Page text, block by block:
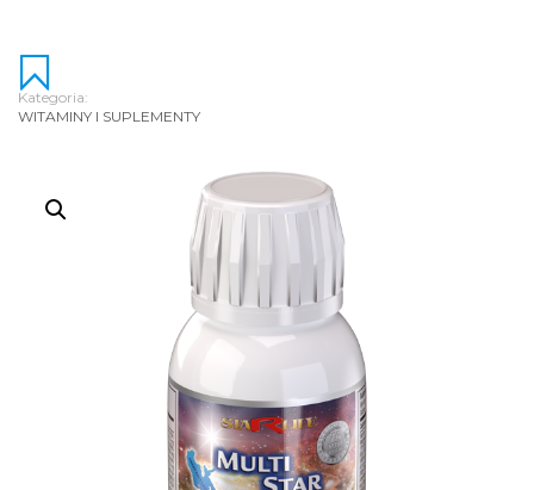
Kategoria:
WITAMINY I SUPLEMENTY